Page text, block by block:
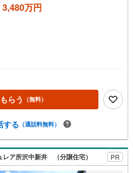
3,480万円
らう （無料）
する （通話料無料）
レア所沢中新井 （分譲住宅） PR